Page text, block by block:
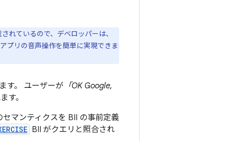
れているので、デベロッパーは、
プリの音声操作を簡単に実現できま
す。 ユーザーが 「OK Google,
す。
マンティクスを BII の事前定義
BII がクエリと照合され